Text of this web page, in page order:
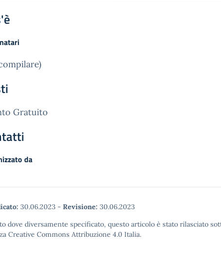
Gratuito
da
30.06.2023 - Revisione: 30.06.2023
dove diversamente specificato, questo articolo è stato rilasciato
Creative Commons Attribuzione 4.0 Italia.